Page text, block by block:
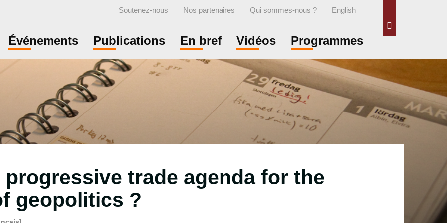
Soutenez-nous Nos partenaires Qui sommes-nous ? English
Événements Publications En bref Vidéos Programmes
progressive trade agenda for the
geopolitics ?